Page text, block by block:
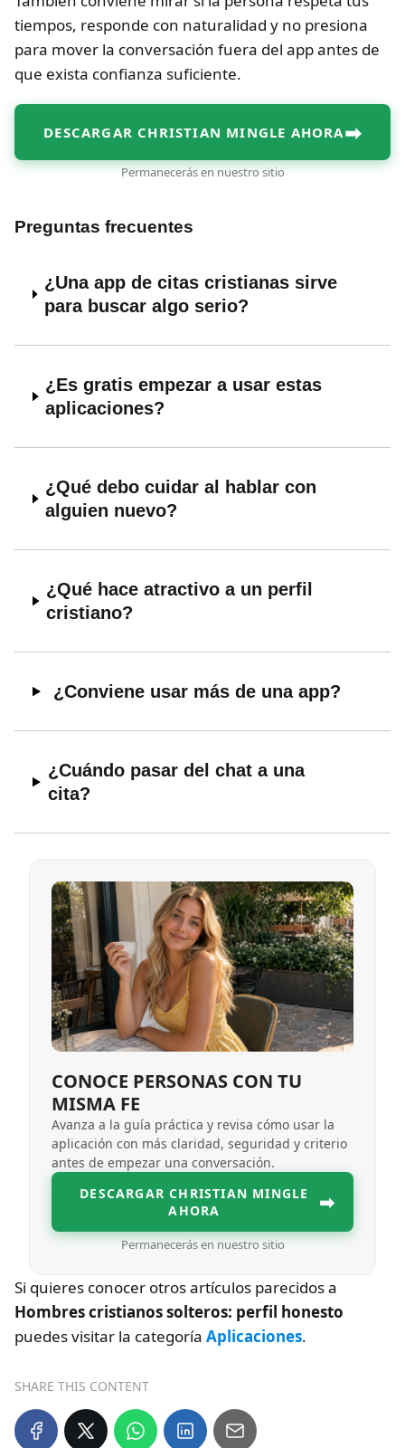
tiempos, responde con naturalidad y no presiona
para mover la conversación fuera del app antes de
que exista confianza suficiente.
DESCARGAR CHRISTIAN MINGLE AHORA➡
Permanecerás en nuestro sitio
Preguntas frecuentes
¿Una app de citas cristianas sirve
para buscar algo serio?
¿Es gratis empezar a usar estas
aplicaciones?
¿Qué debo cuidar al hablar con
alguien nuevo?
¿Qué hace atractivo a un perfil
cristiano?
¿Conviene usar más de una app?
¿Cuándo pasar del chat a una
cita?
CONOCE PERSONAS CON TU
MISMA FE
Avanza a la guía práctica y revisa cómo usar la
aplicación con más claridad, seguridad y criterio
antes de empezar una conversación.
DESCARGAR CHRISTIAN MINGLE
AHORA
➡
Permanecerás en nuestro sitio
Si quieres conocer otros artículos parecidos a
Hombres cristianos solteros: perfil honesto
puedes visitar la categoría Aplicaciones.
SHARE THIS CONTENT